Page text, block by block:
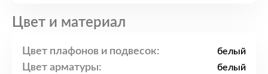
Цвет и материал
Цвет плафонов и подвесок: белый
Цвет арматуры: белый